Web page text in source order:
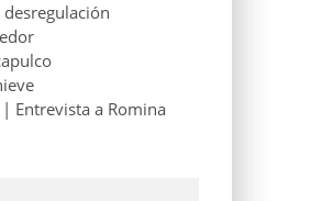
| Entrevista a Romina